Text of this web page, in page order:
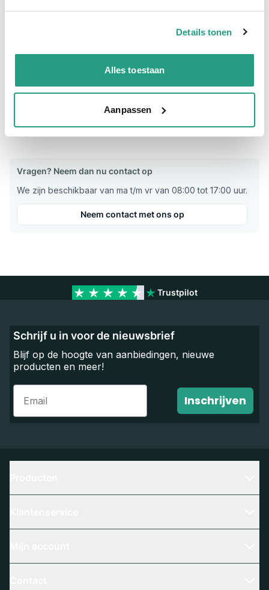
Details tonen
Alles toestaan
Aanpassen
SB07351010 80 ltr. / min.
SB07351015 120 ltr. / min.
Vragen? Neem dan nu contact op
We zijn beschikbaar van ma t/m vr van 08:00 tot 17:00 uur.
Neem contact met ons op
Trustpilot
Schrijf u in voor de nieuwsbrief
Blijf op de hoogte van aanbiedingen, nieuwe
producten en meer!
Email
Inschrijven